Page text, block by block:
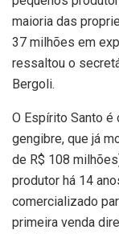
maioria das
37 milhões em
ressaltou o
Bergoli.
O Espírito Santo
gengibre, que já
de R$ 108
produtor há 14
comercializado
primeira venda